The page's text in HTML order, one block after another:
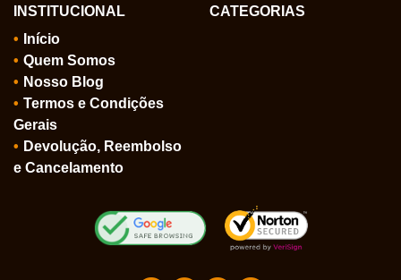
INSTITUCIONAL
Início
Quem Somos
Nosso Blog
Termos e Condições
Gerais
Devolução, Reembolso
e Cancelamento
CATEGORIAS